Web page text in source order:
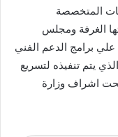
المتخصصة
الغرفة ومجلس
علي برامج الدعم الفني
يتم تنفيذه لتسريع
اشراف وزارة